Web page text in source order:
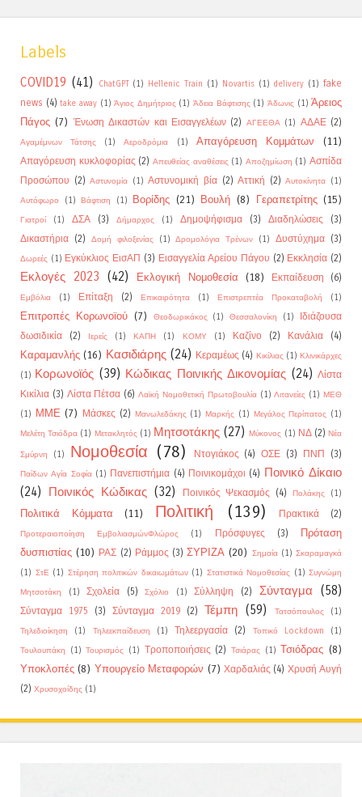
Labels
COVID19 (41) ChatGPT (1) Hellenic Train (1) Novartis (1) delivery (1) fake
news (4) take away (1) Άγιος Δημήτριος (1) Άδεια Βάφτισης (1) Άδωνις (1) Άρειος
Πάγος (7) Ένωση Δικαστών και Εισαγγελέων (2) ΑΓΕΕΘΑ (1) ΑΔΑΕ (2)
Αγαμέμνων Τάτσης (1) Αεροδρόμια (1) Απαγόρευση Κομμάτων (11)
Απαγόρευση κυκλοφορίας (2) Απευθείας αναθέσεις (1) Αποζημίωση (1) Ασπίδα
Προσώπου (2) Αστυνομία (1) Αστυνομική βία (2) Αττική (2) Αυτοκίνητα (1)
Αυτόφωρο
(1) Βάφτιση (1) Βορίδης (21) Βουλή (8) Γεραπετρίτης (15)
Γιατροί (1) ΔΣΑ (3) Δήμαρχος (1) Δημοψήφισμα (3) Διαδηλώσεις
(3)
Δικαστήρια (2) Δομή φιλοξενίας (1) Δρομολόγια Τρένων (1) Δυστύχημα (3)
Δωρεές (1) Εγκύκλιος ΕισΑΠ (3) Εισαγγελία Αρείου Πάγου (2) Εκκλησία (2)
Εκλογές 2023 (42) Εκλογική Νομοθεσία (18) Εκπαίδευση (6)
Εμβόλια (1) Επίταξη (2) Επικαιρότητα (1) Επιστρεπτέα Προκαταβολή (1)
Επιτροπές Κορωνοϊού (7) Θεοδωρικάκος (1) Θεσσαλονίκη (1)
Ιδιάζουσα
δωσιδικία
(2) Ιερείς (1) ΚΑΠΗ (1) ΚΟΜΥ (1) Καζίνο (2) Κανάλια (4)
Καραμανλής (16) Κασιδιάρης (24) Κεραμέως (4) Κικίλιας (1) Κλινικάρχες
(1) Κορωνοϊός (39) Κώδικας Ποινικής Δικονομίας (24) Λίστα
Κικίλια (3) Λίστα Πέτσα (6) Λαϊκή Νομοθετική Πρωτοβουλία (1) Λιτανείες (1) ΜΕΘ
(1) ΜΜΕ (7) Μάσκες (2) Μανωλεδάκης (1) Μαρκής (1) Μεγάλος Περίπατος (1)
Μελέτη Τσιόδρα (1) Μετακλητός (1) Μητσοτάκης (27) Μύκονος (1) ΝΔ (2) Νέα
Σμύρνη (1) Νομοθεσία (78) Ντογιάκος (4) ΟΣΕ (3) ΠΝΠ (3)
Παίδων Αγία Σοφία (1) Πανεπιστήμια (4) Ποινικομάχοι (4) Ποινικό Δίκαιο
(24)
Ποινικός Κώδικας (32) Ποινικός Ψεκασμός (4) Πολάκης (1)
Πολιτικά Κόμματα (11) Πολιτική (139) Πρακτικά (2)
Προτεραιοποίηση ΕμβολιασμώνΦλώρος (1) Πρόσφυγες (3)
Πρόταση
δυσπιστίας (10) ΡΑΣ (2) Ράμμος (3) ΣΥΡΙΖΑ (20) Σημαία (1) Σκαραμαγκά
(1) ΣτΕ (1) Στέρηση πολιτικών δικαιωμάτων (1) Στατιστικά Νομοθεσίας (1) Συγνώμη
Μητσοτάκη
(1) Σχολεία (5) Σχόλιο (1) Σύλληψη (2) Σύνταγμα (58)
Σύνταγμα 1975 (3) Σύνταγμα 2019 (2) Τέμπη (59) Τατσόπουλος
(1)
Τηλεδιοίκηση
(1) Τηλεεκπαίδευση (1) Τηλεεργασία (2) Τοπικό Lockdown
(1)
Τουλουπάκη
(1) Τουρισμός (1) Τροποποιήσεις (2) Τσιάρας (1) Τσιόδρας (8)
Υποκλοπές (8) Υπουργείο Μεταφορών (7) Χαρδαλιάς (4) Χρυσή Αυγή
(2) Χρυσοχοίδης (1)